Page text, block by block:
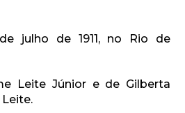
julho de 1911, no Rio de
Leite Júnior e de Gilberta